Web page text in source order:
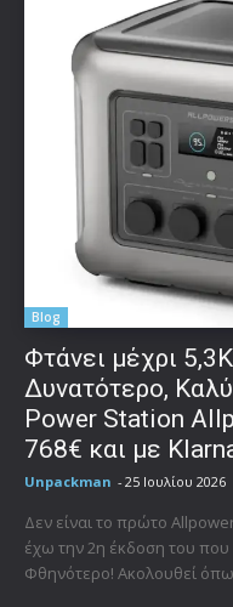
Blog
Φτάνει μέχρι
Δυνατότερο,
Power Station
768€ και με
Unpackman - 25 Ιουλίου 2026
Δεν είναι το πρώτο
έχω την 2η έκδοση του που
Φθηνότερο! Ακολουθεί